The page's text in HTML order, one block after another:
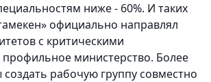
ниже - 60%. И таких
официально направлял
с критическими
министерство. Более
рабочую группу совместно